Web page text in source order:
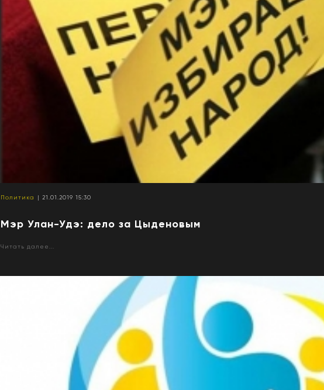
Политика | 21.01.2019 15:30
Мэр Улан-Удэ: дело за Цыденовым
Читать далее...